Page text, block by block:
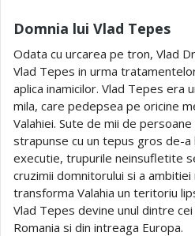
Domnia lui Vlad Tepes
Odata cu urcarea pe tron, Vlad
Vlad Tepes in urma
aplica inamicilor. Vlad Tepes era
mila, care pedepsea pe oricine
Valahiei. Sute de mii de
strapunse cu un tepus gros de-a
executie, trupurile neinsufletite
cruzimii domnitorului si a
transforma Valahia un teritoriu
Vlad Tepes devine unul dintre
Romania si din intreaga Europa.